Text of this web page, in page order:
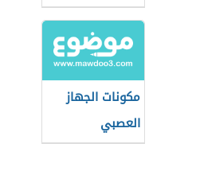
مكونات الجهاز
العصبي